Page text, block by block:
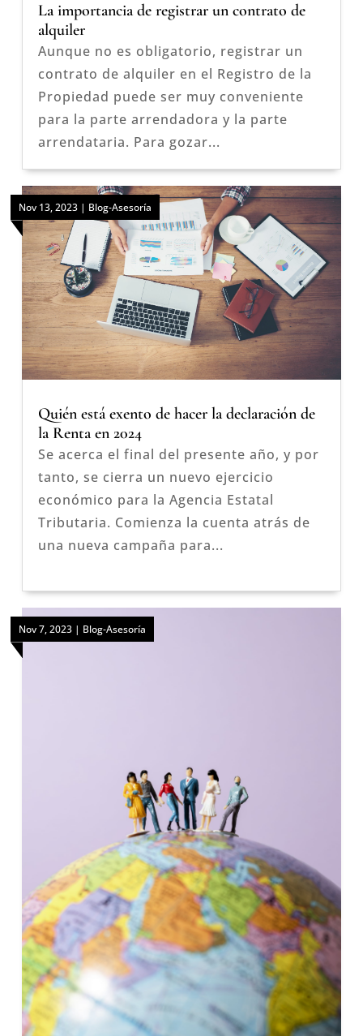
La importancia de registrar un contrato de
alquiler
Aunque no es obligatorio, registrar un
contrato de alquiler en el Registro de la
Propiedad puede ser muy conveniente
para la parte arrendadora y la parte
arrendataria. Para gozar...
Quién está exento de hacer la declaración de
la Renta en 2024
Nov 13, 2023| Blog-Asesoría
Se acerca el final del presente año, y por
tanto, se cierra un nuevo ejercicio
económico para la Agencia Estatal
Tributaria. Comienza la cuenta atrás de
una nueva campaña para...
Nov 7, 2023| Blog-Asesoría